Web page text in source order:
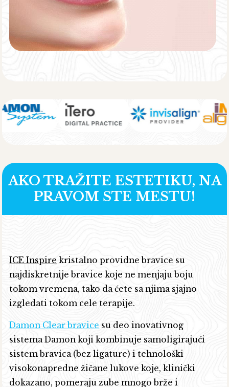
AKO TRAŽITE ESTETIKU, NA
PRAVOM STE MESTU!
ICE Inspire kristalno providne bravice su
najdiskretnije bravice koje ne menjaju boju
tokom vremena, tako da ćete sa njima sjajno
izgledati tokom cele terapije.
Damon Clear bravice su deo inovativnog
sistema Damon koji kombinuje samoligirajući
sistem bravica (bez ligature) i tehnološki
visokonapredne žičane lukove koje, klinički
dokazano, pomeraju zube mnogo brže i